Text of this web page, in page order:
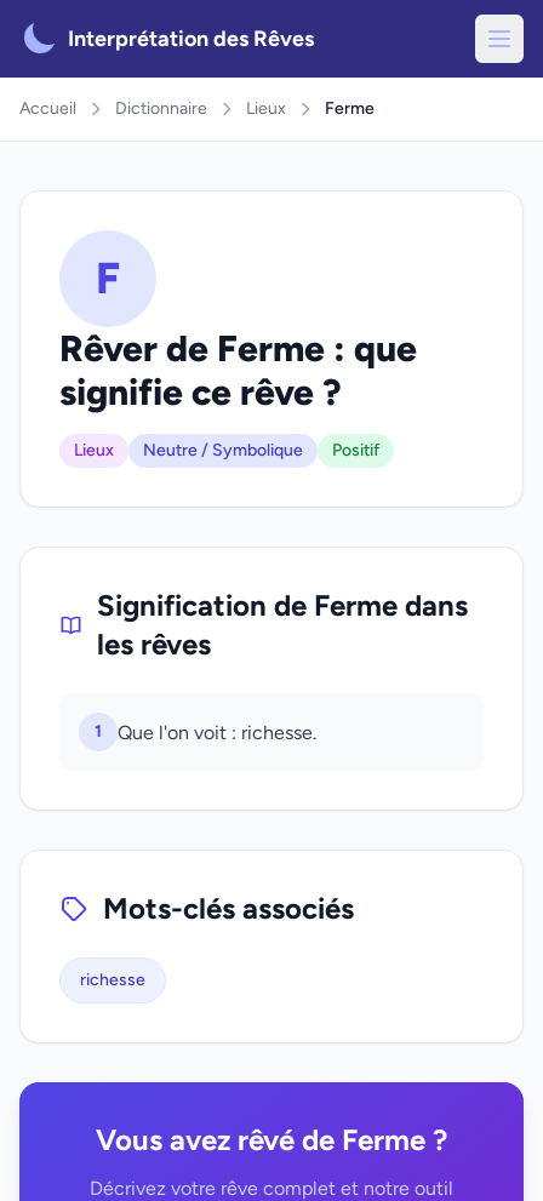
Interprétation des Rêves
Accueil Dictionnaire Lieux Ferme
F
Rêver de Ferme : que
signifie ce rêve ?
Lieux Neutre / Symbolique Positif
Signification de Ferme dans
les rêves
1 Que l'on voit : richesse.
Mots-clés associés
richesse
Vous avez rêvé de Ferme ?
Décrivez votre rêve complet et notre outil